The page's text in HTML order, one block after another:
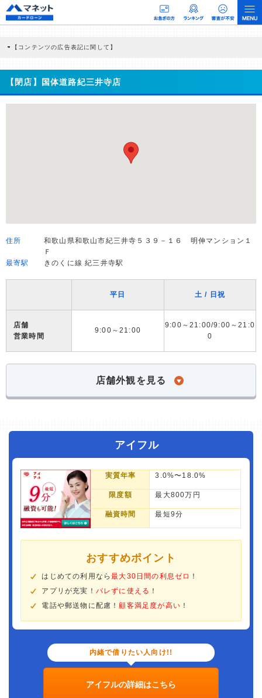
【コンテンツの広告表記に関して】
商品を根拠なくPRするものではなく、当編集部の調査／ユーザーへの口コミ収集な
どに基づき、公平性を担保した情報提供を行っています。
>提携企業一覧
【閉店】国体道路紀三井寺店
住所
和歌山県和歌山市紀三井寺５３９－１６ 明伸マンション１
Ｆ
最寄駅
きのくに線 紀三井寺駅
平日 土 / 日祝
店舗
営業時間
9:00～21:00
9:00～21:00/9:00～21:0
0
店舗外観を見る
アイフル
実質年率 3.0%〜18.0%
限度額 最大800万円
融資時間 最短9分
おすすめポイント
はじめての利用なら最大30日間の利息ゼロ ！
アプリが充実！ バレずに使える ！
電話や郵送物に配慮！顧客満足度が高い ！
内緒で借りたい人向け!!
アイフルの詳細はこちら